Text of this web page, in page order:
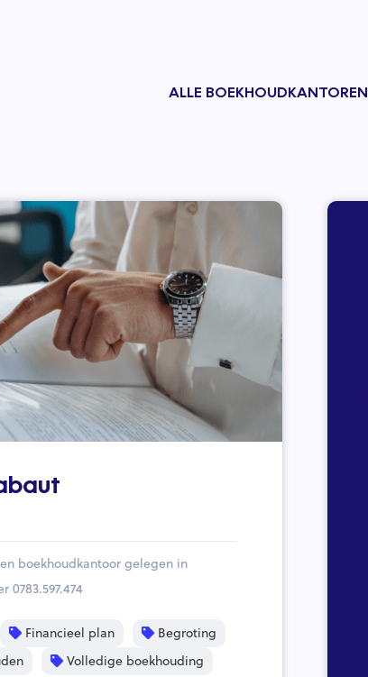
ALLE BOEKHOUDKANTOREN
boekhoudkantoor gelegen in
Financieel plan
Begroting
Volledige boekhouding